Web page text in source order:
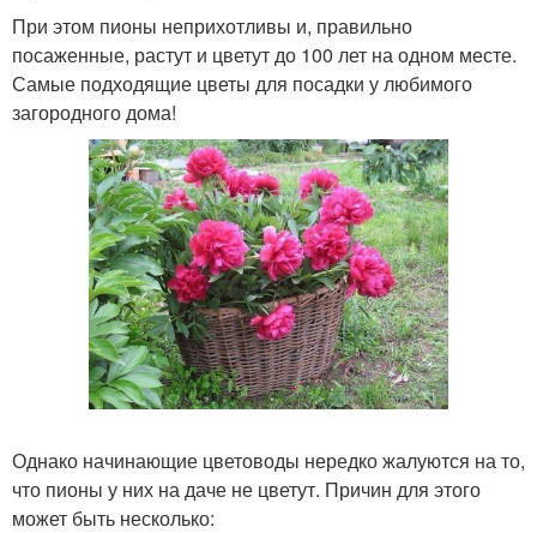
При этом пионы неприхотливы и, правильно
посаженные, растут и цветут до 100 лет на одном месте.
Самые подходящие цветы для посадки у любимого
загородного дома!
Однако начинающие цветоводы нередко жалуются на то,
что пионы у них на даче не цветут. Причин для этого
может быть несколько: